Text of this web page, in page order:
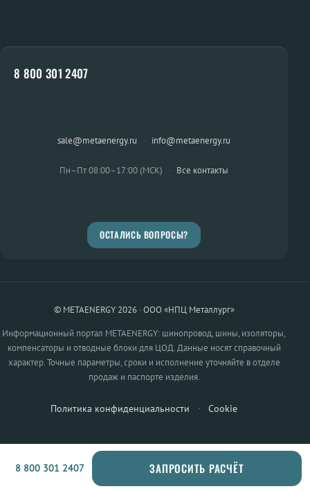
8 800 301 2407
sale@metaenergy.ru · info@metaenergy.ru
Пн–Пт 08:00–17:00 (МСК) · Все контакты
ОСТАЛИСЬ ВОПРОСЫ?
© METAENERGY 2026 · ООО «НПЦ Металлург»
Информационный портал METAENERGY: шинопровод, шины, изоляторы,
компенсаторы и отводные блоки для ЦОД. Данные носят справочный
характер. Точные параметры, сроки и исполнение уточняйте в отделе
продаж и паспорте изделия.
Политика конфиденциальности · Cookie
8 800 301 2407 ЗАПРОСИТЬ РАСЧЁТ